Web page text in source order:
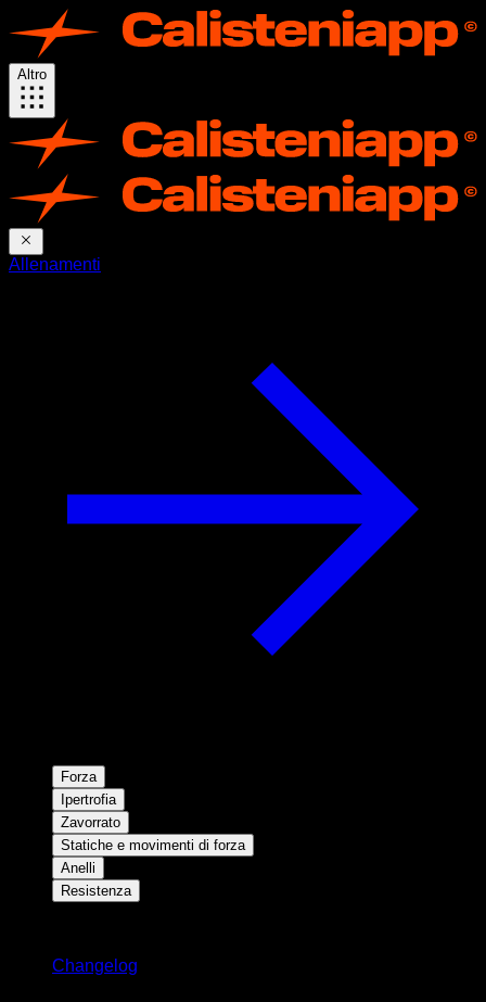
Altro
Allenamenti
Forza
Ipertrofia
Zavorrato
Statiche e movimenti di forza
Anelli
Resistenza
Changelog